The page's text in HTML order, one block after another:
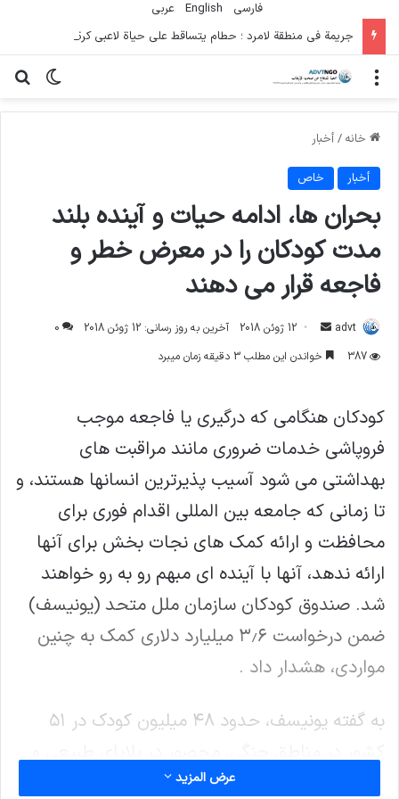
فارسی English
عربي
تغییر منو
خانه / أخبار
أخبار خاص
بحران ها، ادامه حیات و آینده بلند
مدت کودکان را در معرض خطر و
فاجعه قرار می دهند
advt
ارسال
ایمیل
12 ژوئن 2018 آخرین به روز رسانی: 12 ژوئن 2018
0
387
خواندن این مطلب 3 دقیقه زمان میبرد
کودکان هنگامی که درگیری یا فاجعه موجب
فروپاشی خدمات ضروری مانند مراقبت های
بهداشتی می شود آسیب پذیرترین انسانها هستند، و
تا زمانی که جامعه بین المللی اقدام فوری برای
محافظت و ارائه کمک های نجات بخش برای آنها
ارائه ندهد، آنها با آینده ای مبهم رو به رو خواهند
شد. صندوق کودکان سازمان ملل متحد (یونیسف)
ضمن درخواست ۳٫۶ میلیارد دلاری کمک به چنین
مواردی، هشدار داد .
به گفته یونیسف، حدود ۴۸ میلیون کودک در ۵۱
دیگر موارد اضطراری ناخوشایند هستند که خود
عرض المزيد